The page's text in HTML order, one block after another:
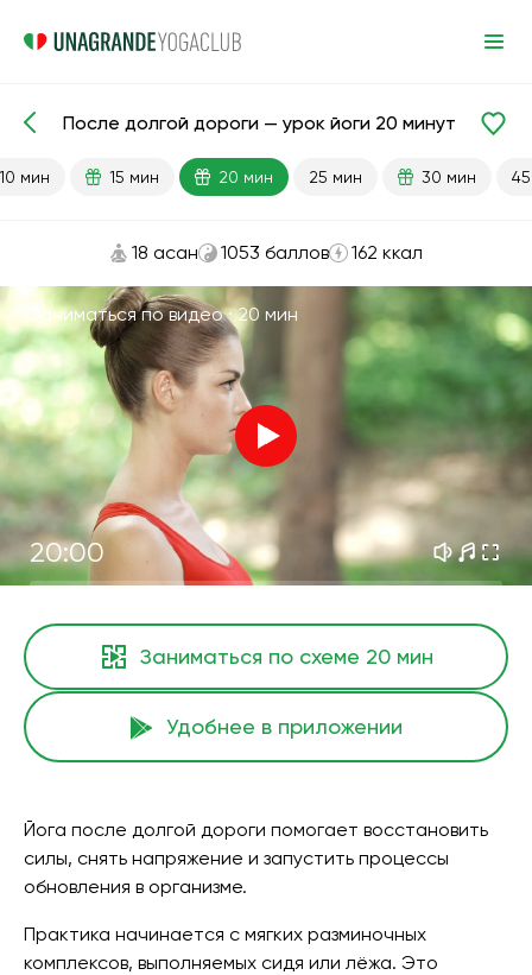
Готовые уроки Путешествие
После долгой дороги — урок йоги 20 минут
10 мин 15 мин 20 мин 25 мин 30 мин
18 асан 1053 баллов 162 ккал
Заниматься по видео ·20 мин
20:00
Заниматься по схеме 20 мин
Удобнее в приложении
Йога после долгой дороги помогает восстановить
силы, снять напряжение и запустить процессы
обновления в организме.
Практика начинается с мягких разминочных
комплексов, выполняемых сидя или лёжа. Это